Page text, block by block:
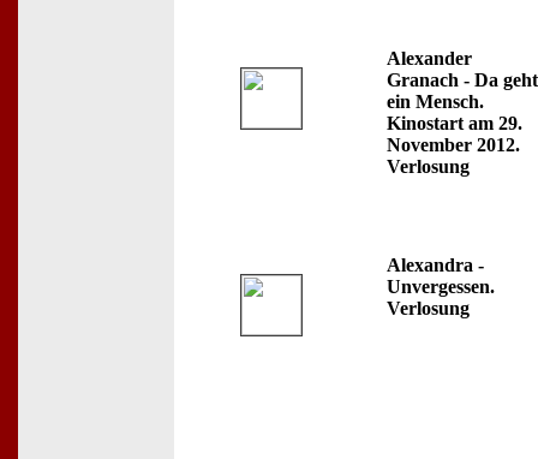
Alexander
Granach - Da geht
ein Mensch.
Kinostart am 29.
November 2012.
Verlosung
Alexandra -
Unvergessen.
Verlosung